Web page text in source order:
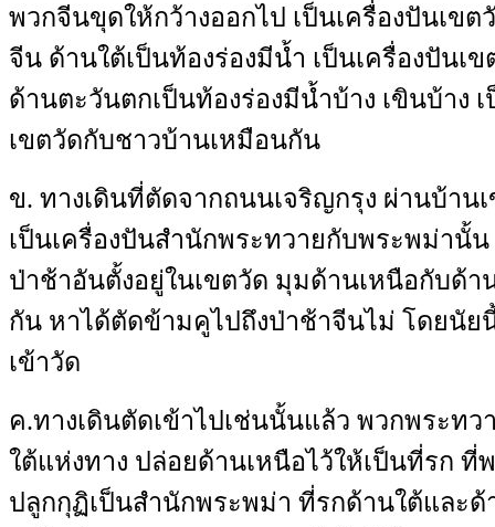
พวกจีนขุดให้กว้างออกไป เป็นเครื่องปันเข
จีน ด้านใต้เป็นท้องร่องมีน้ำ เป็นเครื่องปันเ
ด้านตะวันตกเป็นท้องร่องมีน้ำบ้าง เขินบ้าง
เขตวัดกับชาวบ้านเหมือนกัน
ข. ทางเดินที่ตัดจากถนนเจริญกรุง ผ่านบ้าน
เป็นเครื่องปันสำนักพระทวายกับพระพม่านั้
ป่าช้าอันตั้งอยู่ในเขตวัด มุมด้านเหนือกับด้า
กัน หาได้ตัดข้ามคูไปถึงป่าช้าจีนไม่ โดยนัย
เข้าวัด
ค.ทางเดินตัดเข้าไปเช่นนั้นแล้ว พวกพระทว
ใต้แห่งทาง ปล่อยด้านเหนือไว้ให้เป็นที่รก ที่
ปลูกกุฏิเป็นสำนักพระพม่า ที่รกด้านใต้และ